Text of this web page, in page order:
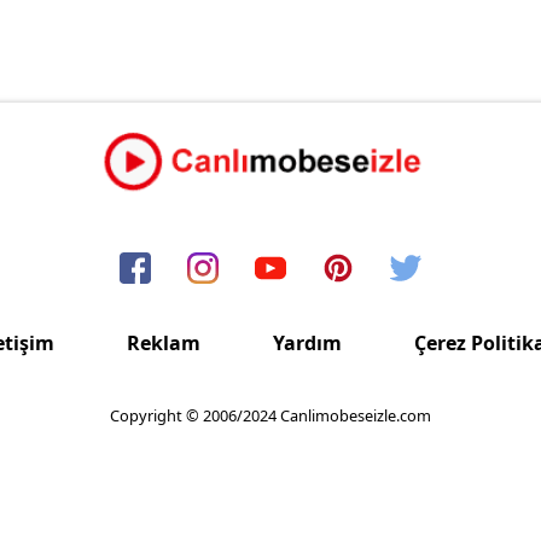
Reklam Yardım Çerez
Copyright © 2006/2024 Canlimobeseizle.com